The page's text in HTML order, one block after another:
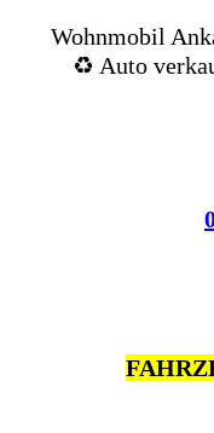
Wohnmobil
♻️ Auto